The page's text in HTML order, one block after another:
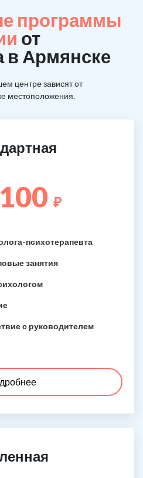
программы
от
в Армянске
центре зависят от
местоположения.
₽
психотерапевта
занятия
с руководителем